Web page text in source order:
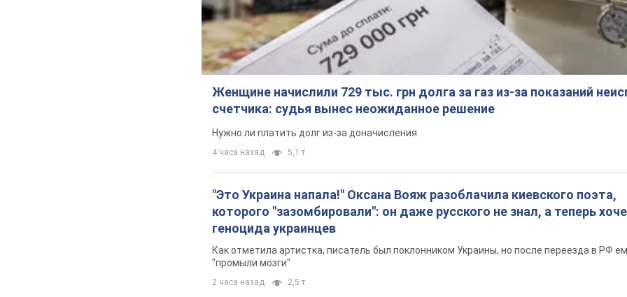
Женщине начислили 729 тыс. грн долга за газ из-за показаний
счетчика: судья вынес неожиданное решение
Нужно ли платить долг из-за доначисления
4 часа назад 5,1 т.
"Это Украина напала!" Оксана Вояж разоблачила киевского поэта,
которого "зазомбировали": он даже русского не знал, а теперь
геноцида украинцев
Как отметила артистка, писатель был поклонником Украины, но после переезда в РФ
"промыли мозги"
2 часа назад 2,5 т.